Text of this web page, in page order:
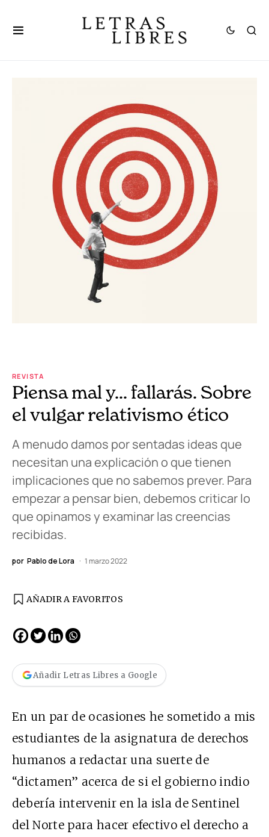
REVISTA
Piensa mal y… fallarás. Sobre
el vulgar relativismo ético
A menudo damos por sentadas ideas que
necesitan una explicación o que tienen
implicaciones que no sabemos prever. Para
empezar a pensar bien, debemos criticar lo
que opinamos y examinar las creencias
recibidas.
por Pablo de Lora 1 marzo 2022
AÑADIR A FAVORITOS
Añadir Letras Libres a Google
En un par de ocasiones he sometido a mis
estudiantes de la asignatura de derechos
humanos a redactar una suerte de
“dictamen” acerca de si el gobierno indio
debería intervenir en la isla de Sentinel
del Norte para hacer efectivo el derecho a